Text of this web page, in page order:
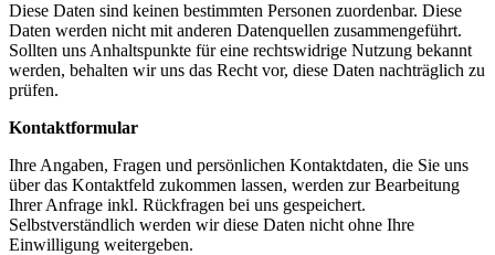
Diese Daten sind keinen bestimmten Personen zuordenbar. Diese
Daten werden nicht mit anderen Datenquellen zusammengeführt.
Sollten uns Anhaltspunkte für eine rechtswidrige Nutzung bekannt
werden, behalten wir uns das Recht vor, diese Daten nachträglich zu
prüfen.
Kontaktformular
Ihre Angaben, Fragen und persönlichen Kontaktdaten, die Sie uns
über das Kontaktfeld zukommen lassen, werden zur Bearbeitung
Ihrer Anfrage inkl. Rückfragen bei uns gespeichert.
Selbstverständlich werden wir diese Daten nicht ohne Ihre
Einwilligung weitergeben.